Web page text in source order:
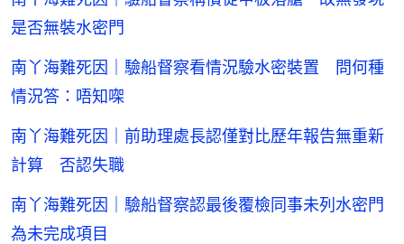
是否無裝水密門
南丫海難死因｜驗船督察看情況驗水密裝置 問何種
情況答：唔知㗎
南丫海難死因｜前助理處長認僅對比歷年報告無重新
計算 否認失職
南丫海難死因｜驗船督察認最後覆檢同事未列水密門
為未完成項目